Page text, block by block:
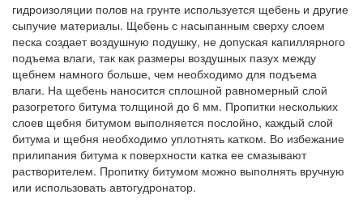
гидроизоляции полов на грунте используется щебень и другие
сыпучие материалы. Щебень с насыпанным сверху слоем
песка создает воздушную подушку, не допуская капиллярного
подъема влаги, так как размеры воздушных пазух между
щебнем намного больше, чем необходимо для подъема
влаги. На щебень наносится сплошной равномерный слой
разогретого битума толщиной до 6 мм. Пропитки нескольких
слоев щебня битумом выполняется послойно, каждый слой
битума и щебня необходимо уплотнять катком. Во избежание
прилипания битума к поверхности катка ее смазывают
растворителем. Пропитку битумом можно выполнять вручную
или использовать автогудронатор.